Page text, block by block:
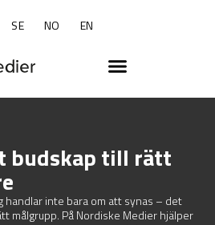
SE NO EN
budskap till rätt
inte bara om att synas – det
målgrupp. På Nordiske Medier hjälper